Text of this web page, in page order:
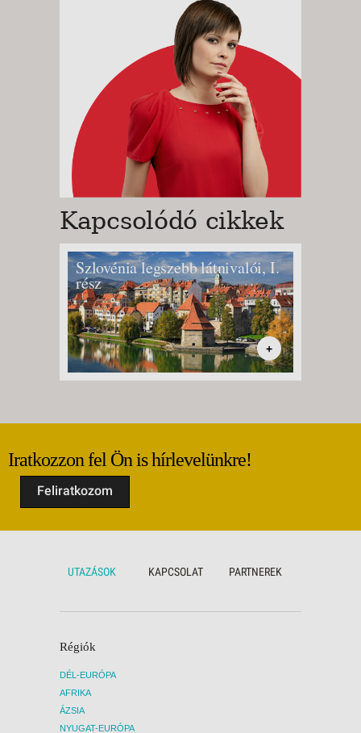
Kapcsolódó cikkek
Szlovénia legszebb látnivalói, I.
rész
+
Iratkozzon fel Ön is hírlevelünkre!
Feliratkozom
UTAZÁSOK KAPCSOLAT PARTNEREK
Régiók
DÉL-EURÓPA
AFRIKA
ÁZSIA
NYUGAT-EURÓPA